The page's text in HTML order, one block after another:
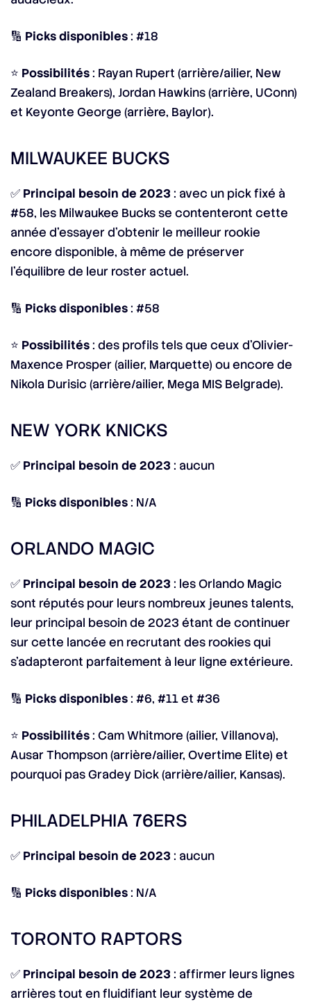
🔢 Picks disponibles: #18
⭐ Possibilités: Rayan Rupert (arrière/ailier, New
Zealand Breakers), Jordan Hawkins (arrière, UConn)
et Keyonte George (arrière, Baylor).
MILWAUKEE BUCKS
✅ Principal besoin de 2023 : avec un pick fixé à
#58, les Milwaukee Bucks se contenteront cette
année d’essayer d’obtenir le meilleur rookie
encore disponible, à même de préserver
l’équilibre de leur roster actuel.
🔢 Picks disponibles: #58
⭐ Possibilités: des profils tels que ceux d’Olivier-
Maxence Prosper (ailier, Marquette) ou encore de
Nikola Durisic (arrière/ailier, Mega MIS Belgrade).
NEW YORK KNICKS
✅ Principal besoin de 2023 : aucun
🔢 Picks disponibles: N/A
ORLANDO MAGIC
✅ Principal besoin de 2023 : les Orlando Magic
sont réputés pour leurs nombreux jeunes talents,
leur principal besoin de 2023 étant de continuer
sur cette lancée en recrutant des rookies qui
s’adapteront parfaitement à leur ligne extérieure.
🔢 Picks disponibles: #6, #11 et #36
⭐ Possibilités: Cam Whitmore (ailier, Villanova),
Ausar Thompson (arrière/ailier, Overtime Elite) et
pourquoi pas Gradey Dick (arrière/ailier, Kansas).
PHILADELPHIA 76ERS
✅ Principal besoin de 2023 : aucun
🔢 Picks disponibles: N/A
TORONTO RAPTORS
✅ Principal besoin de 2023 : affirmer leurs lignes
arrières tout en fluidifiant leur système de